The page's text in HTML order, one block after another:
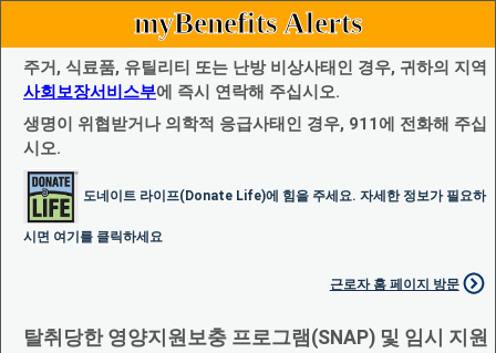
myBenefits Alerts
주거, 식료품, 유틸리티 또는 난방 비상사태인 경우, 귀하의 지역
사회보장서비스부에 즉시 연락해 주십시오.
생명이 위협받거나 의학적 응급사태인 경우, 911에 전화해 주십
시오.
도네이트 라이프(Donate Life)에 힘을 주세요. 자세한 정보가 필요하
시면 여기를 클릭하세요
근로자 홈 페이지 방문
탈취당한 영양지원보충 프로그램(SNAP) 및 임시 지원